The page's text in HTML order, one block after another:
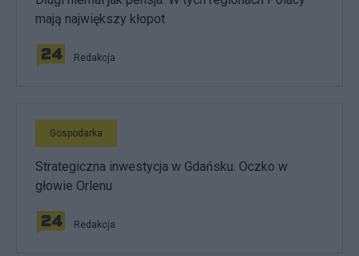
mają największy kłopot
Redakcja
Gospodarka
Strategiczna inwestycja w Gdańsku. Oczko w
głowie Orlenu
Redakcja